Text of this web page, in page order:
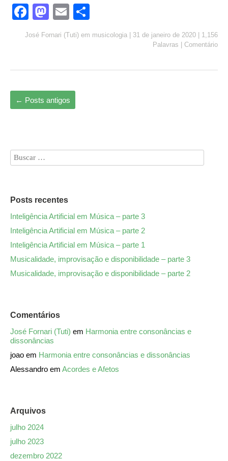
Fa
ce
bo
M
as
to
n
E
m
ail
ha
re
José Fornari (Tuti) em musicologia 31 de janeiro de 2020
1,156
Palavras
Comentário
← Posts antigos
Posts recentes
Inteligência Artificial em Música – parte 3
Inteligência Artificial em Música – parte 2
Inteligência Artificial em Música – parte 1
Musicalidade, improvisação e disponibilidade – parte 3
Musicalidade, improvisação e disponibilidade – parte 2
Comentários
José Fornari (Tuti) em Harmonia entre consonâncias e
dissonâncias
joao em Harmonia entre consonâncias e dissonâncias
Alessandro em Acordes e Afetos
Arquivos
julho 2024
julho 2023
dezembro 2022